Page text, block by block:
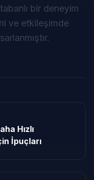
tabanlı bir deneyim
ve etkileşimde
Hızlı
İpuçları